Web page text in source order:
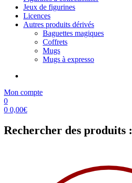
Jeux de figurines
Licences
Autres produits dérivés
Baguettes magiques
Coffrets
Mugs
Mugs à expresso
Mon compte
0
0 0,00€
Rechercher des produits :